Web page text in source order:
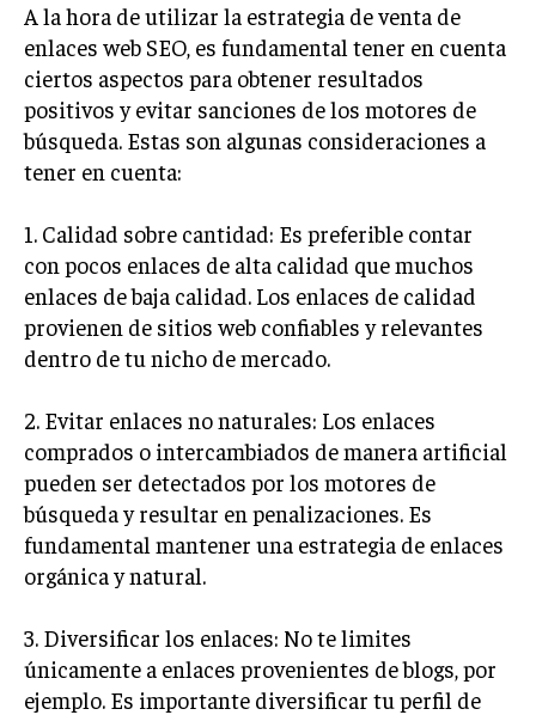
NEGOCIACIÓN Y RESOLUCIÓN DE CONFLICTOS
DERECHO EMPRESARIAL Y REGULACIONES
ÉXITO EMPRESARIAL Y CASOS DE ESTUDIO
GOBIERNO CORPORATIVO
ESTRATEGIAS DE NEGOCIOS
MARKETING B2B
MARKETING B2C
FRANQUICIAS
MARKETING DE INFLUENCERS
E-COMMERCE
E-COMMERCE Y COMERCIO ELECTRÓNICO
ESTRATEGIAS DE PRICING Y GESTIÓN DE
EMPRESAS Y STARTUPS TECNOLÓGICAS
GESTIÓN DE LA EXPERIENCIA DEL CLIENTE
A la hora de utilizar la estrategia de venta de
enlaces web SEO, es fundamental tener en cuenta
ciertos aspectos para obtener resultados
positivos y evitar sanciones de los motores de
búsqueda. Estas son algunas consideraciones a
tener en cuenta:
1. Calidad sobre cantidad: Es preferible contar
con pocos enlaces de alta calidad que muchos
enlaces de baja calidad. Los enlaces de calidad
provienen de sitios web confiables y relevantes
dentro de tu nicho de mercado.
2. Evitar enlaces no naturales: Los enlaces
comprados o intercambiados de manera artificial
pueden ser detectados por los motores de
búsqueda y resultar en penalizaciones. Es
fundamental mantener una estrategia de enlaces
orgánica y natural.
3. Diversificar los enlaces: No te limites
únicamente a enlaces provenientes de blogs, por
ejemplo. Es importante diversificar tu perfil de